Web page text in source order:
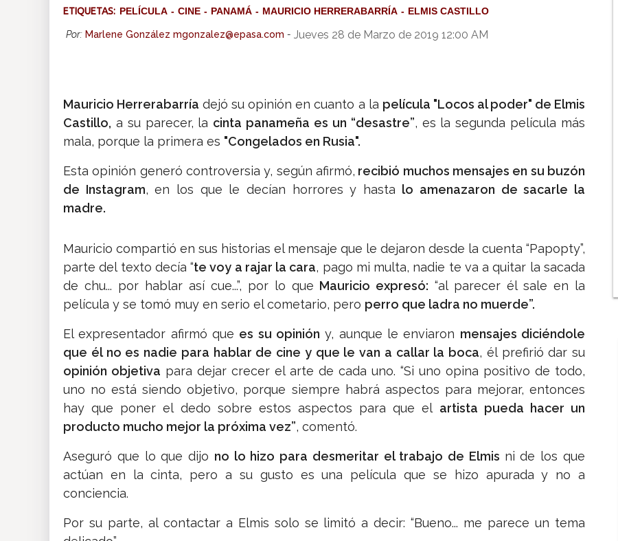
ETIQUETAS: PELÍCULA CINE PANAMÁ MAURICIO HERRERABARRÍA ELMIS CASTILLO
Por: Marlene González mgonzalez@epasa.com - Jueves 28 de Marzo de 2019 12:00 AM
Mauricio Herrerabarría dejó su opinión en cuanto a la película "Locos al poder" de Elmis
Castillo, a su parecer, la cinta panameña es un “desastre”, es la segunda película más
mala, porque la primera es "Congelados en Rusia".
Esta opinión generó controversia y, según afirmó, recibió muchos mensajes en su buzón
de Instagram, en los que le decían horrores y hasta lo amenazaron de sacarle la
madre.
Mauricio compartió en sus historias el mensaje que le dejaron desde la cuenta “Papopty”,
parte del texto decía “te voy a rajar la cara, pago mi multa, nadie te va a quitar la sacada
de chu... por hablar así cue...”, por lo que Mauricio expresó: “al parecer él sale en la
película y se tomó muy en serio el cometario, pero perro que ladra no muerde”.
El expresentador afirmó que es su opinión y, aunque le enviaron mensajes diciéndole
que él no es nadie para hablar de cine y que le van a callar la boca, él prefirió dar su
opinión objetiva para dejar crecer el arte de cada uno. “Si uno opina positivo de todo,
uno no está siendo objetivo, porque siempre habrá aspectos para mejorar, entonces
hay que poner el dedo sobre estos aspectos para que el artista pueda hacer un
producto mucho mejor la próxima vez”, comentó.
Aseguró que lo que dijo no lo hizo para desmeritar el trabajo de Elmis ni de los que
actúan en la cinta, pero a su gusto es una película que se hizo apurada y no a
conciencia.
Por su parte, al contactar a Elmis solo se limitó a decir: “Bueno... me parece un tema